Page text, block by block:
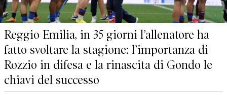
Reggio Emilia, in 35 giorni l’allenatore ha
fatto svoltare la stagione: l’importanza di
Rozzio in difesa e la rinascita di Gondo le
chiavi del successo